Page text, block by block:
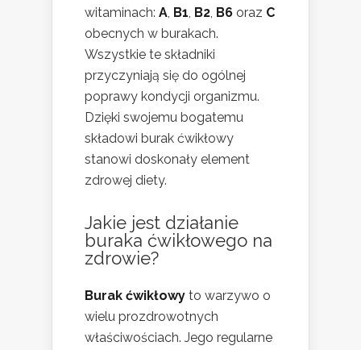
witaminach: A, B1, B2, B6 oraz C
obecnych w burakach.
Wszystkie te składniki
przyczyniają się do ogólnej
poprawy kondycji organizmu.
Dzięki swojemu bogatemu
składowi burak ćwikłowy
stanowi doskonały element
zdrowej diety.
Jakie jest działanie
buraka ćwikłowego na
zdrowie?
Burak ćwikłowy to warzywo o
wielu prozdrowotnych
właściwościach. Jego regularne